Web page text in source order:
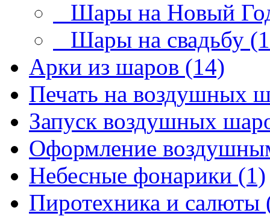
Шары на Новый
Шары на свадьбу
Арки из шаров (14)
Печать на воздушных
Запуск воздушных
Оформление
Небесные фонарики (1)
Пиротехника и салюты